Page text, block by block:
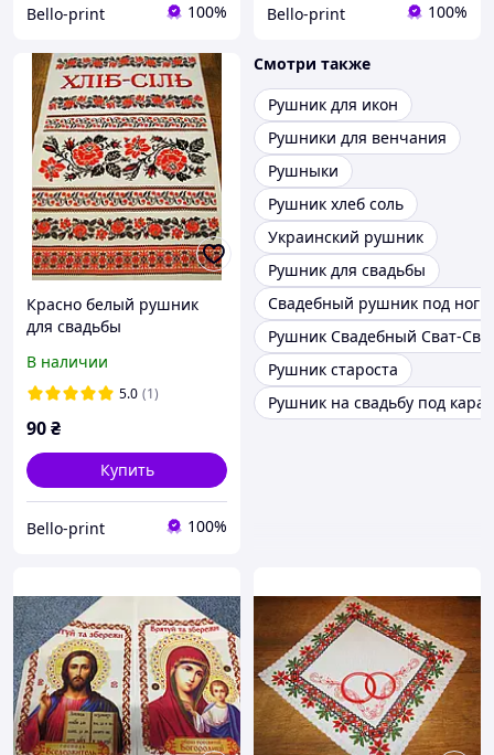
Bello-print 100% Bello-print 100%
Красно белый рушник
для свадьбы
В наличии
5.0 (1)
90₴
Купить
Bello-print 100%
Смотри также
Рушник для икон
Рушники для венчания
Рушныки
Рушник хлеб соль
Украинский рушник
Рушник для свадьбы
Свадебный рушник под ноги
Рушник Свадебный Сват-
Рушник староста
Рушник на свадьбу под